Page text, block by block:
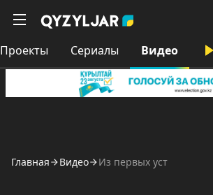
Проекты Сериалы Видео
Главная Видео Из первых уст